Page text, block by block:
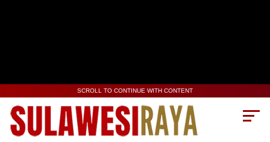
SCROLL TO CONTINUE WITH CONTENT